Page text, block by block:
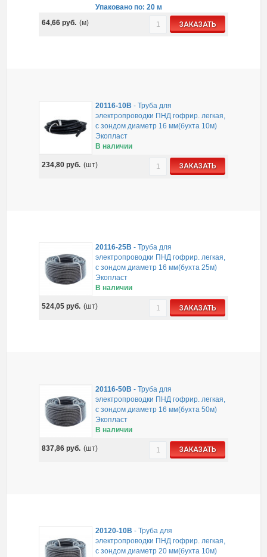
Упаковано по: 20 м
64,66 руб. (м) ЗАКАЗАТЬ
20116-10B - Труба для
электропроводки ПНД гофрир. легкая,
с зондом диаметр 16 мм(бухта 10м)
Экопласт
В наличии
234,80 руб. (шт) ЗАКАЗАТЬ
20116-25B - Труба для
электропроводки ПНД гофрир. легкая,
с зондом диаметр 16 мм(бухта 25м)
Экопласт
В наличии
524,05 руб. (шт) ЗАКАЗАТЬ
20116-50B - Труба для
электропроводки ПНД гофрир. легкая,
с зондом диаметр 16 мм(бухта 50м)
Экопласт
В наличии
837,86 руб. (шт) ЗАКАЗАТЬ
20120-10B - Труба для
электропроводки ПНД гофрир. легкая,
с зондом диаметр 20 мм(бухта 10м)